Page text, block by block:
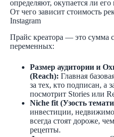
определяют, окупается ли его
От чего зависит стоимость
Instagram
Прайс креатора — это сумма
переменных:
Размер аудитории и
(Reach): Главная
за тех, кто подписан, а
посмотрит Stories или
Niche fit (Узость
инвестиции,
всегда стоят дороже,
рецепты.